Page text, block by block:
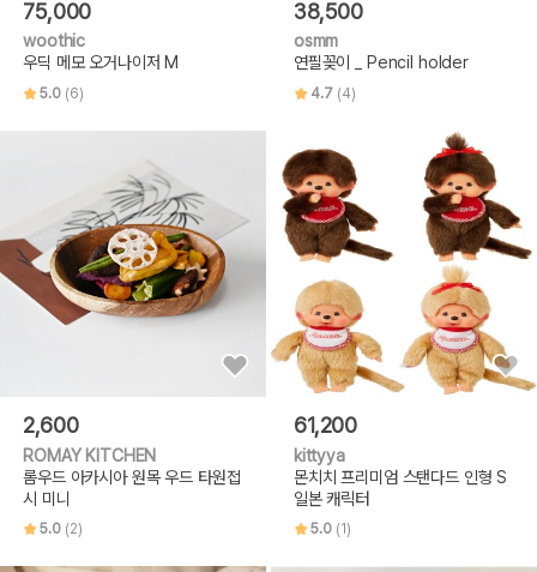
75,000
woothic
우딕 메모 오거나이저 M
5.0 (6)
38,500
osmm
연필꽂이 _ Pencil holder
4.7 (4)
2,600
ROMAY KITCHEN
롬우드 아카시아 원목 우드 타원접
시 미니
5.0 (2)
61,200
kittyya
몬치치 프리미엄 스탠다드 인형 S
일본 캐릭터
5.0 (1)